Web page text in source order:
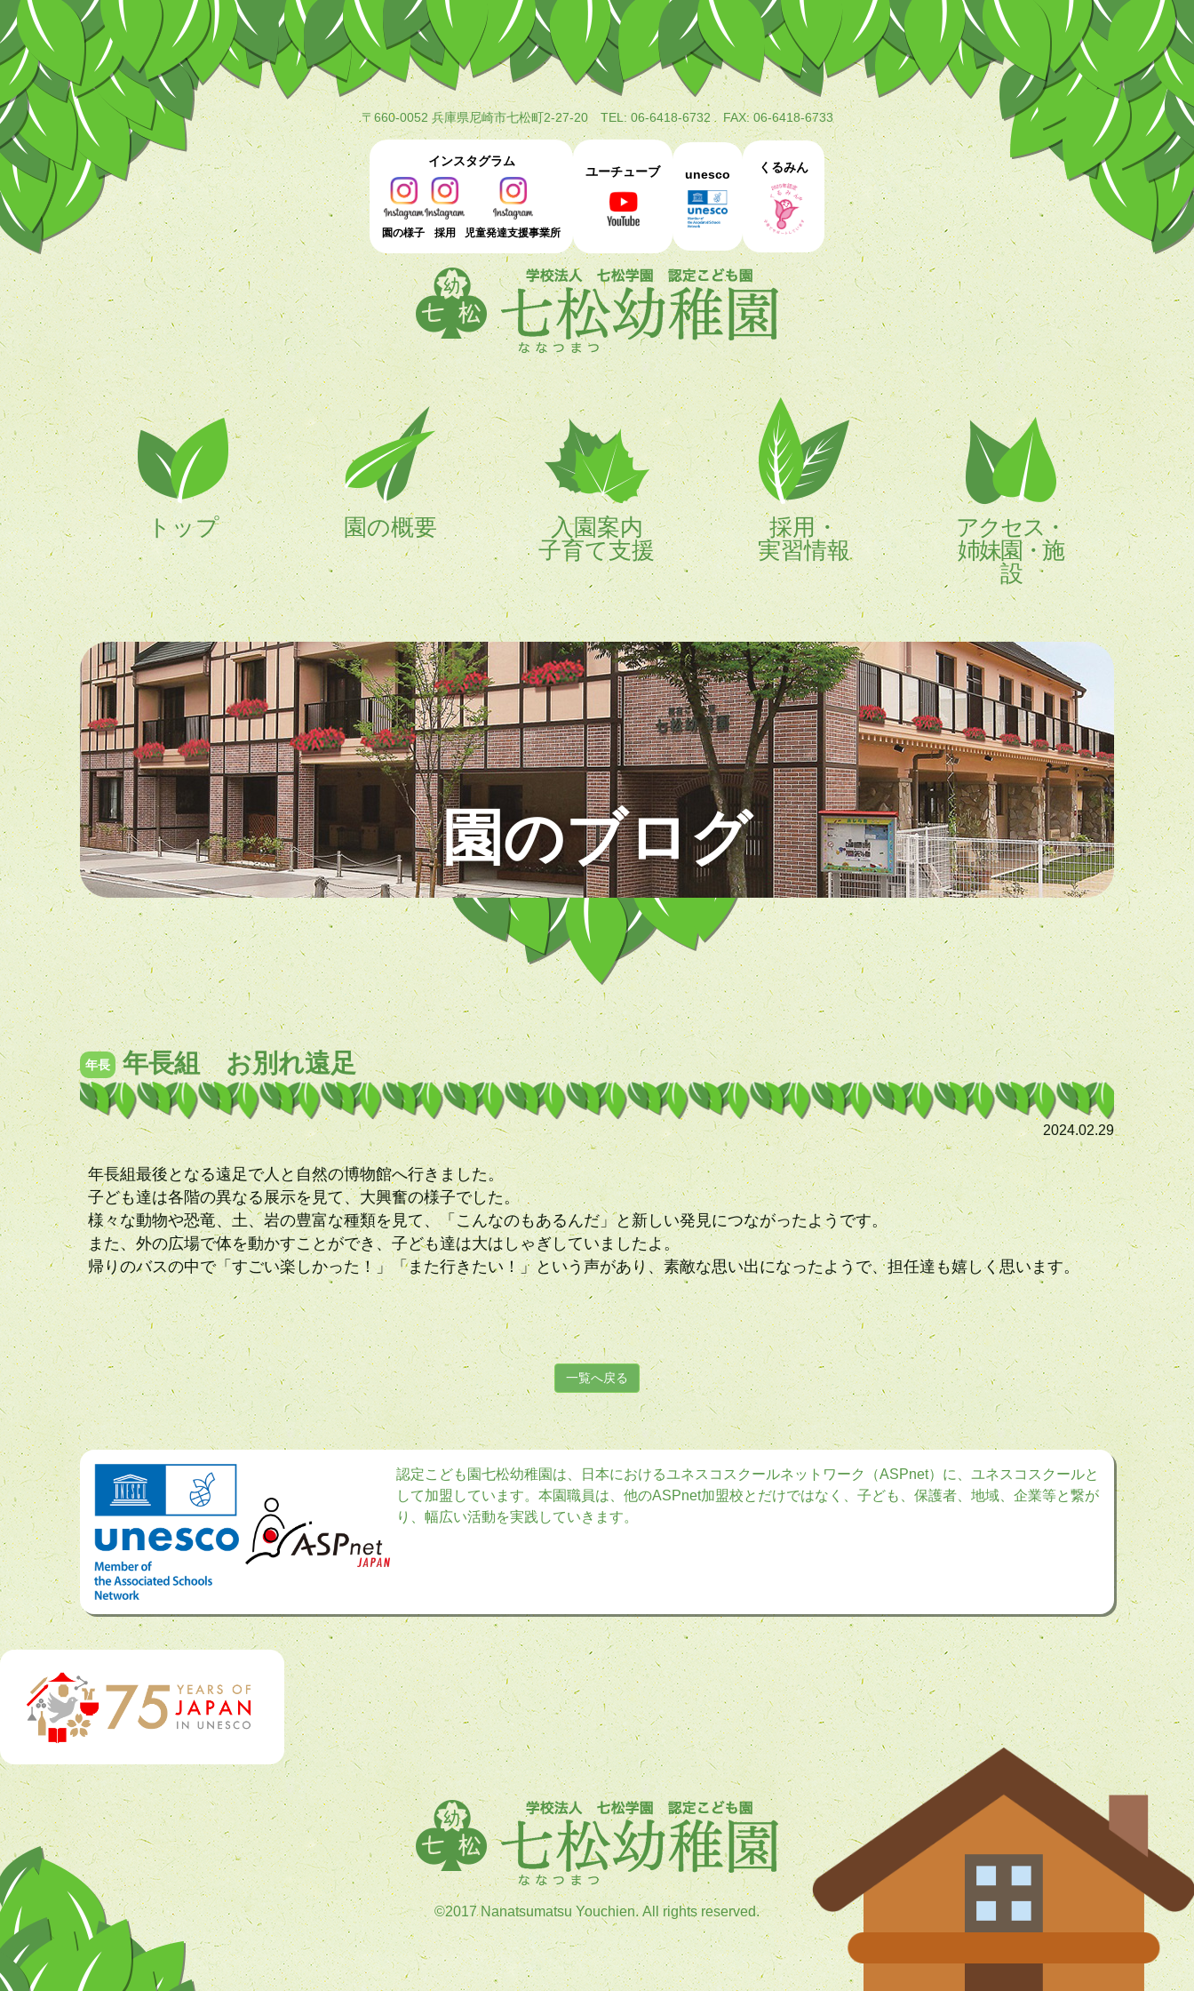
〒660-0052 兵庫県尼崎市七松町2-27-20 TEL: 06-6418-6732 FAX: 06-6418-6733
インスタグラム
園の様子 採用 児童発達支援事業所
ユーチューブ unesco くるみん
トップ 園の概要
入園案内
子育て支援
採用・
実習情報
アクセス・
姉妹園・施
設
園のブログ
年長 年長組 お別れ遠足
2024.02.29
年長組最後となる遠足で人と自然の博物館へ行きました。
子ども達は各階の異なる展示を見て、大興奮の様子でした。
様々な動物や恐竜、土、岩の豊富な種類を見て、「こんなのもあるんだ」と新しい発見につながったようです。
また、外の広場で体を動かすことができ、子ども達は大はしゃぎしていましたよ。
帰りのバスの中で「すごい楽しかった！」「また行きたい！」という声があり、素敵な思い出になったようで、担任達も嬉しく思います。
一覧へ戻る
認定こども園七松幼稚園は、日本におけるユネスコスクールネットワーク（ASPnet）に、ユネスコスクールと
して加盟しています。本園職員は、他のASPnet加盟校とだけではなく、子ども、保護者、地域、企業等と繋が
り、幅広い活動を実践していきます。
©2017 Nanatsumatsu Youchien. All rights reserved.